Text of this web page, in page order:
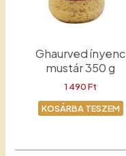
Ghaurved ínyenc
mustár 350 g
1 490Ft
KOSÁRBA TESZEM